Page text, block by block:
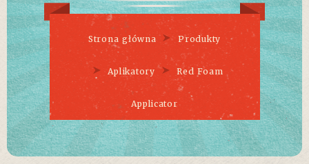
Strona główna Produkty
Aplikatory Red Foam
Applicator